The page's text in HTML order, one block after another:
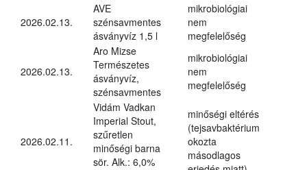
2026.02.13.
AVE
szénsavmentes
ásványvíz 1,5 l
mikrobiológiai
nem
megfelelőség
2026.02.13.
Aro Mizse
Természetes
ásványvíz,
szénsavmentes
mikrobiológiai
nem
megfelelőség
2026.02.11.
Vidám Vadkan
Imperial Stout,
szűretlen
minőségi barna
sör. Alk.: 6,0%
minőségi eltérés
(tejsavbaktérium
okozta
másodlagos